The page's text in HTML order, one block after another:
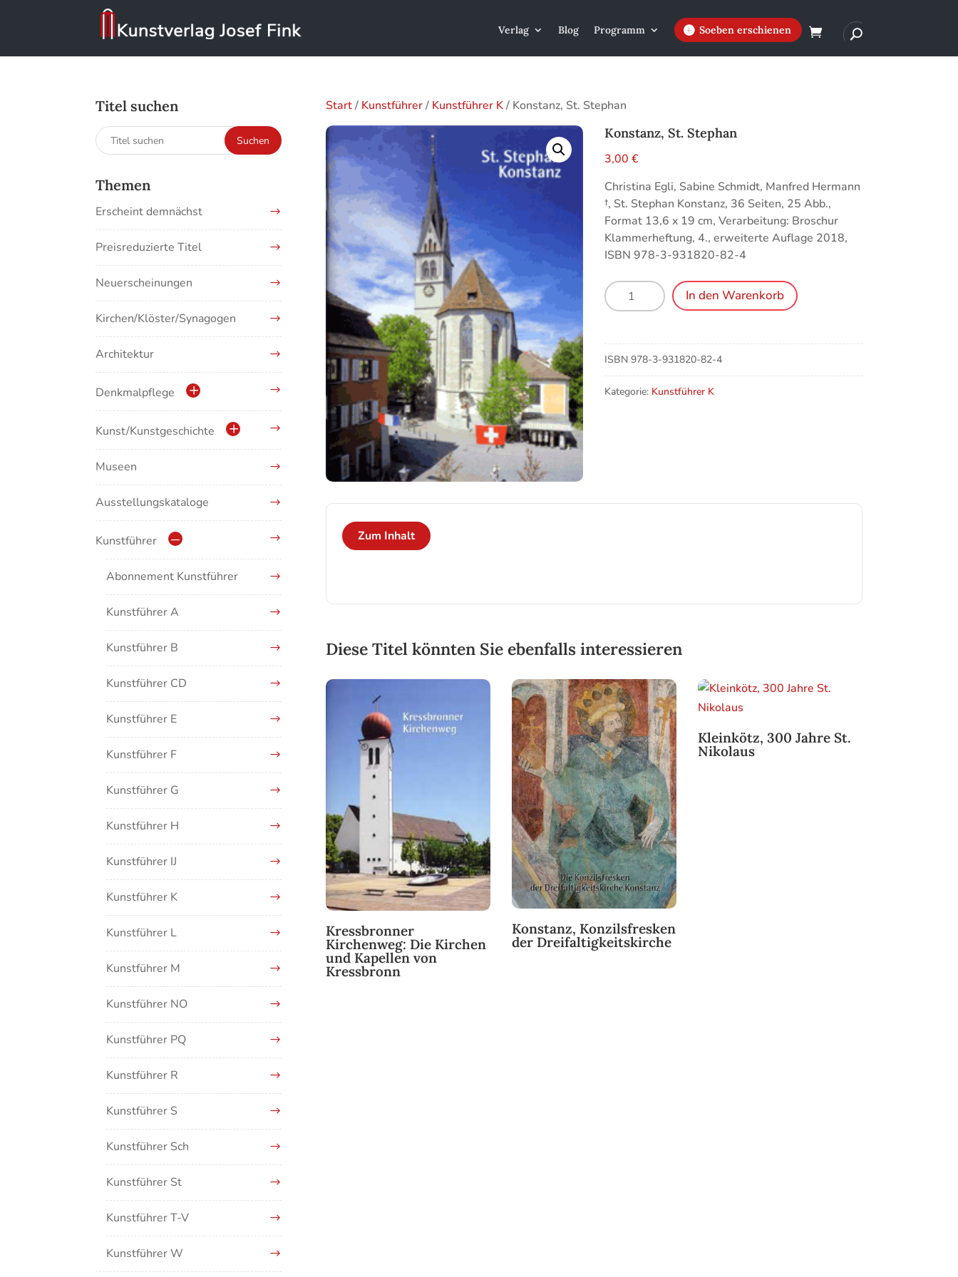
Verlag Blog Programm Soeben erschienen
Start/ Kunstführer/ Kunstführer K/ Konstanz, St. Stephan
Konstanz, St. Stephan
3,00€
Christina Egli, Sabine Schmidt, Manfred Hermann
†, St. Stephan Konstanz, 36 Seiten, 25 Abb.,
Format 13,6 x 19 cm, Verarbeitung: Broschur
Klammerheftung, 4., erweiterte Auflage 2018,
ISBN 978-3-931820-82-4
Konstanz,
St.
Menge
In den Warenkorb
ISBN978-3-931820-82-4
Kategorie: Kunstführer K
Zum Inhalt
Diese Titel könnten Sie ebenfalls interessieren
Kressbronner
Kirchenweg: Die Kirchen
und Kapellen von
Kressbronn
Konstanz, Konzilsfresken
der Dreifaltigkeitskirche
Kleinkötz, 300 Jahre St.
Nikolaus
Titel suchen
Suchen
nach:
Suchen
Themen
Erscheint demnächst
Preisreduzierte Titel
Neuerscheinungen
Kirchen/Klöster/Synagogen
Architektur
Denkmalpflege
Kulturdenkmale in Baden-
Württemberg
Kunst/Kunstgeschichte
Antike/Mittelalter
Renaissance/Barock/19.
Museen
Ausstellungskataloge
Kunstführer
Abonnement Kunstführer
Kunstführer A
Kunstführer B
Kunstführer CD
Kunstführer E
Kunstführer F
Kunstführer G
Kunstführer H
Kunstführer IJ
Kunstführer K
Kunstführer L
Kunstführer M
Kunstführer NO
Kunstführer PQ
Kunstführer R
Kunstführer S
Kunstführer Sch
Kunstführer St
Kunstführer T-V
Kunstführer W